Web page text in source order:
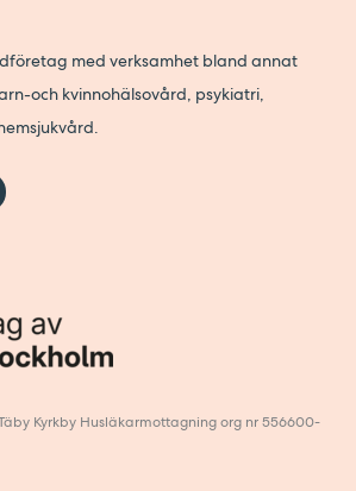
med verksamhet bland annat
och kvinnohälsovård, psykiatri,
Kyrkby Husläkarmottagning org nr 556600-